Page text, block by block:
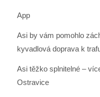
App
Asi by vám pomohlo
kyvadlová doprava k
Asi těžko splnitelné –
Ostravice